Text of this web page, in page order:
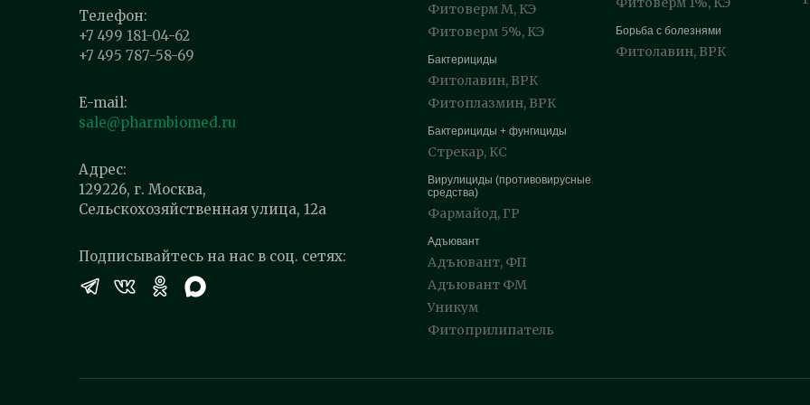
Телефон:
+7 499 181-04-62
+7 495 787-58-69
E-mail:
sale@pharmbiomed.ru
Адрес:
129226, г. Москва,
Сельскохозяйственная улица, 12а
Подписывайтесь на нас в соц. сетях:
Фитоверм М, КЭ
Фитоверм 5%, КЭ
Бактерициды
Фитолавин, ВРК
Фитоплазмин, ВРК
Бактерициды + фунгициды
Стрекар, КС
Вирулициды (противовирусные
средства)
Фармайод, ГР
Адъювант
Адъювант, ФП
Адъювант ФМ
Уникум
Фитоприлипатель
Борьба с болезнями
Фитолавин, ВРК